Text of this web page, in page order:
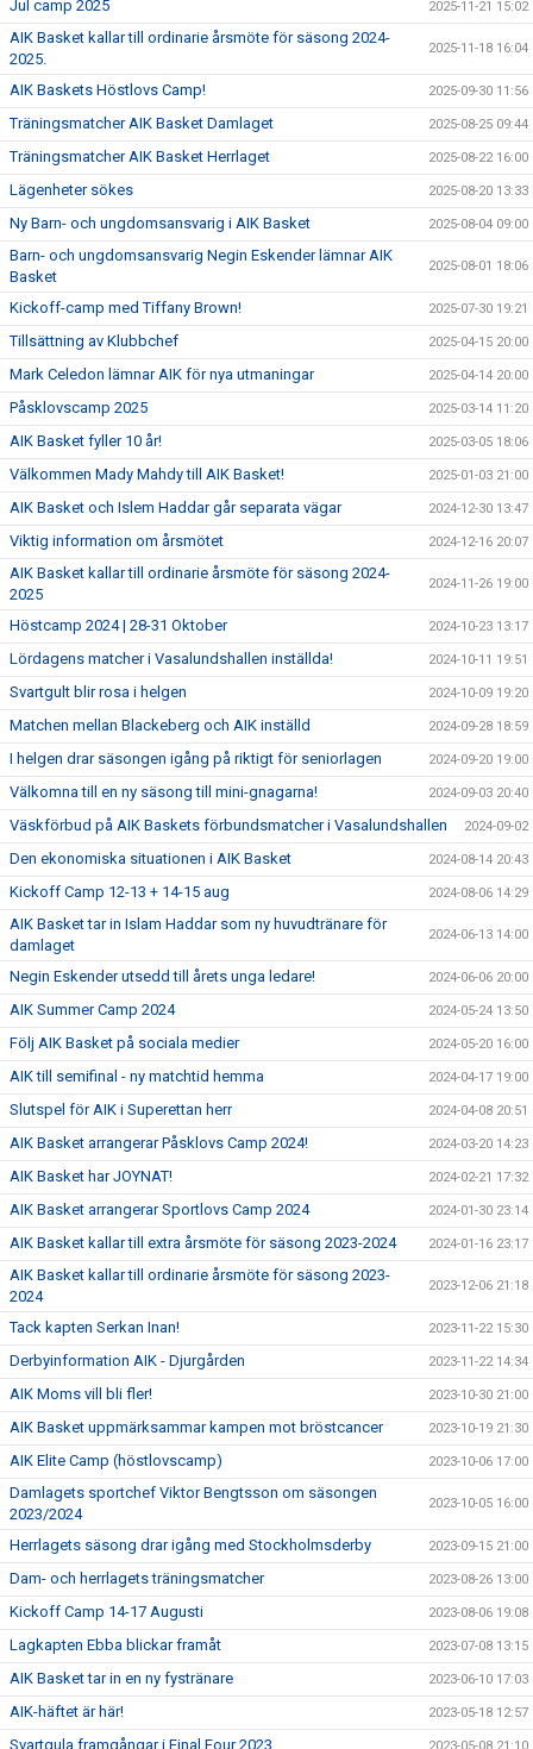
Jul camp 2025 2025-11-21 15:02
AIK Basket kallar till ordinarie årsmöte för säsong 2024-
2025.
2025-11-18 16:04
AIK Baskets Höstlovs Camp! 2025-09-30 11:56
Träningsmatcher AIK Basket Damlaget 2025-08-25 09:44
Träningsmatcher AIK Basket Herrlaget 2025-08-22 16:00
Lägenheter sökes 2025-08-20 13:33
Ny Barn- och ungdomsansvarig i AIK Basket 2025-08-04 09:00
Barn- och ungdomsansvarig Negin Eskender lämnar AIK
Basket
2025-08-01 18:06
Kickoff-camp med Tiffany Brown! 2025-07-30 19:21
Tillsättning av Klubbchef 2025-04-15 20:00
Mark Celedon lämnar AIK för nya utmaningar 2025-04-14 20:00
Påsklovscamp 2025 2025-03-14 11:20
AIK Basket fyller 10 år! 2025-03-05 18:06
Välkommen Mady Mahdy till AIK Basket! 2025-01-03 21:00
AIK Basket och Islem Haddar går separata vägar 2024-12-30 13:47
Viktig information om årsmötet 2024-12-16 20:07
AIK Basket kallar till ordinarie årsmöte för säsong 2024-
2025
2024-11-26 19:00
Höstcamp 2024 | 28-31 Oktober 2024-10-23 13:17
Lördagens matcher i Vasalundshallen inställda! 2024-10-11 19:51
Svartgult blir rosa i helgen 2024-10-09 19:20
Matchen mellan Blackeberg och AIK inställd 2024-09-28 18:59
I helgen drar säsongen igång på riktigt för seniorlagen 2024-09-20 19:00
Välkomna till en ny säsong till mini-gnagarna! 2024-09-03 20:40
Väskförbud på AIK Baskets förbundsmatcher i Vasalundshallen 2024-09-02
Den ekonomiska situationen i AIK Basket 2024-08-14 20:43
Kickoff Camp 12-13 + 14-15 aug 2024-08-06 14:29
AIK Basket tar in Islam Haddar som ny huvudtränare för
damlaget
2024-06-13 14:00
Negin Eskender utsedd till årets unga ledare! 2024-06-06 20:00
AIK Summer Camp 2024 2024-05-24 13:50
Följ AIK Basket på sociala medier 2024-05-20 16:00
AIK till semifinal - ny matchtid hemma 2024-04-17 19:00
Slutspel för AIK i Superettan herr 2024-04-08 20:51
AIK Basket arrangerar Påsklovs Camp 2024! 2024-03-20 14:23
AIK Basket har JOYNAT! 2024-02-21 17:32
AIK Basket arrangerar Sportlovs Camp 2024 2024-01-30 23:14
AIK Basket kallar till extra årsmöte för säsong 2023-2024 2024-01-16 23:17
AIK Basket kallar till ordinarie årsmöte för säsong 2023-
2024
2023-12-06 21:18
Tack kapten Serkan Inan! 2023-11-22 15:30
Derbyinformation AIK - Djurgården 2023-11-22 14:34
AIK Moms vill bli fler! 2023-10-30 21:00
AIK Basket uppmärksammar kampen mot bröstcancer 2023-10-19 21:30
AIK Elite Camp (höstlovscamp) 2023-10-06 17:00
Damlagets sportchef Viktor Bengtsson om säsongen
2023/2024
2023-10-05 16:00
Herrlagets säsong drar igång med Stockholmsderby 2023-09-15 21:00
Dam- och herrlagets träningsmatcher 2023-08-26 13:00
Kickoff Camp 14-17 Augusti 2023-08-06 19:08
Lagkapten Ebba blickar framåt 2023-07-08 13:15
AIK Basket tar in en ny fystränare 2023-06-10 17:03
AIK-häftet är här! 2023-05-18 12:57
Svartgula framgångar i Final Four 2023